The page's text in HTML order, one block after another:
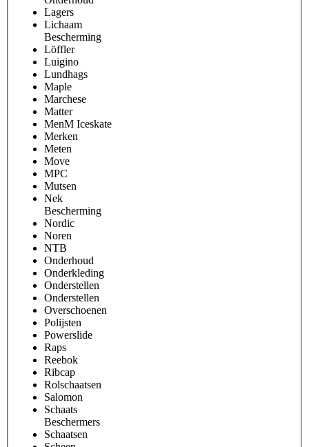
Lagers
Lichaam
Bescherming
Löffler
Luigino
Lundhags
Maple
Marchese
Matter
MenM Iceskate
Merken
Meten
Move
MPC
Mutsen
Nek
Bescherming
Nordic
Noren
NTB
Onderhoud
Onderkleding
Onderstellen
Onderstellen
Overschoenen
Polijsten
Powerslide
Raps
Reebok
Ribcap
Rolschaatsen
Salomon
Schaats
Beschermers
Schaatsen